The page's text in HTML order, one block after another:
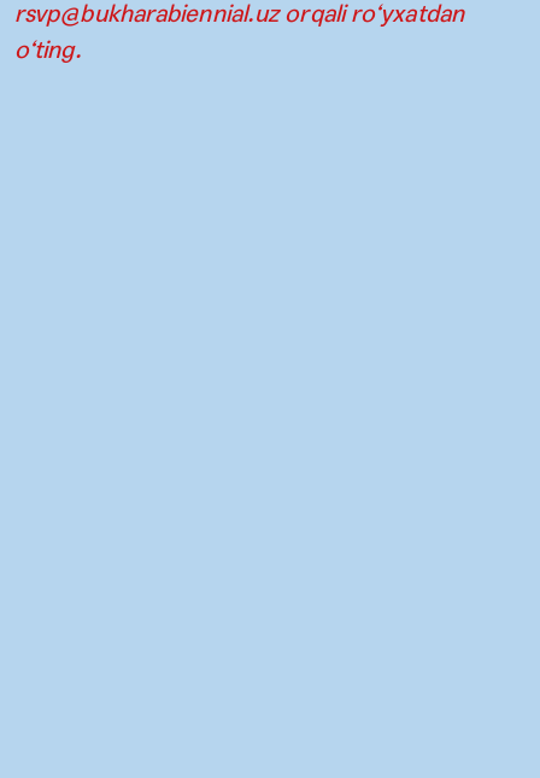
rsvp@bukharabiennial.uzorqali ro‘yxatdan
o‘ting.